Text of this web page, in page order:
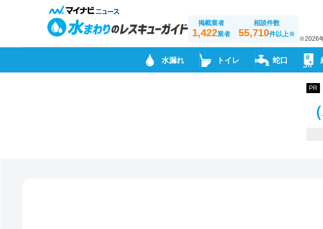
掲載業者
1,422業者
相談件数
55,710件以上※
※2026
水漏れ トイレ 蛇口
PR